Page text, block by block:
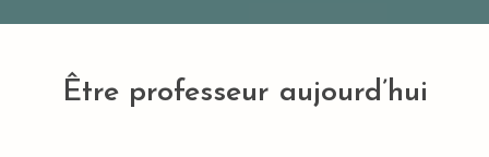
Être professeur aujourd’hui